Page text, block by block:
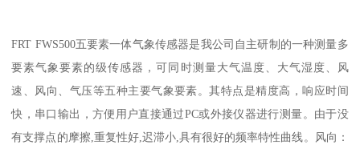
FRT FWS500五要素一体气象传感器是我公司自主研制的一种测量多
要素气象要素的级传感器，可同时测量大气温度、大气湿度、风
速、风向、气压等五种主要气象要素。其特点是精度高，响应时间
快，串口输出，方便用户直接通过PC或外接仪器进行测量。由于没
有支撑点的摩擦,重复性好,迟滞小,具有很好的频率特性曲线。风向：